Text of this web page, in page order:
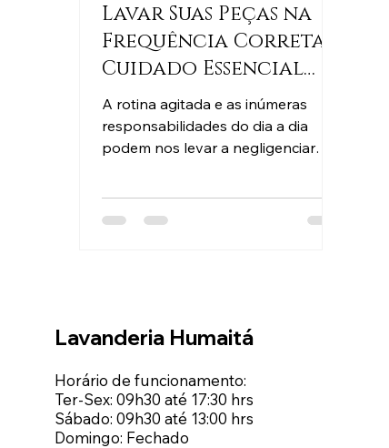
Lavar Suas Peças na
Frequência Correta:
Cuidado Essencial
para Sua Roupa e
Saúde
A rotina agitada e as inúmeras
responsabilidades do dia a dia
podem nos levar a negligenciar
Lavanderia Humaitá
Horário de funcionamento:
Ter-Sex: 09h30 até 17:30 hrs
Sábado: 09h30 até 13:00 hrs
Domingo: Fechado